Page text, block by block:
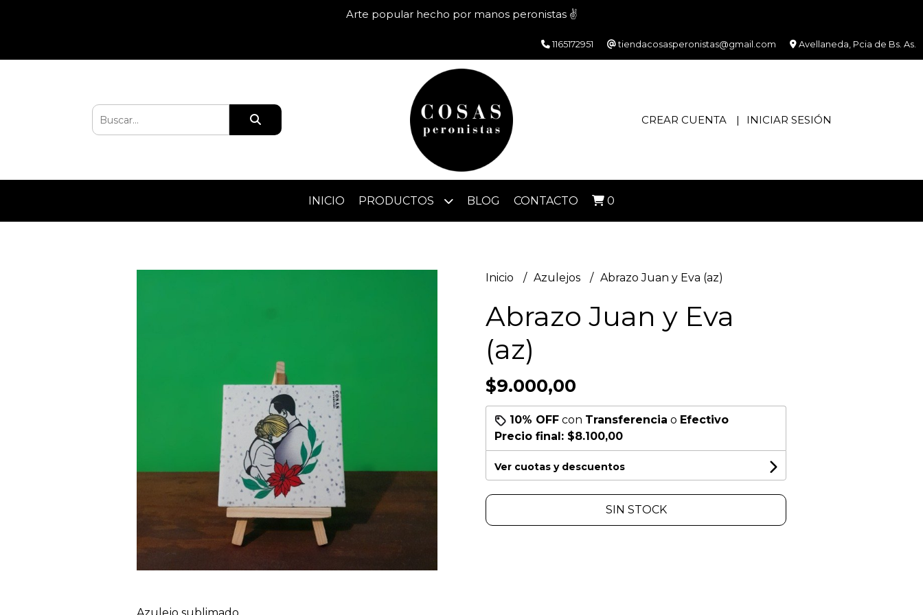
Arte popular hecho por manos peronistas ✌️
1165172951 tiendacosasperonistas@gmail.com Avellaneda, Pcia de Bs. As.
CREAR CUENTA INICIAR SESIÓN
INICIO PRODUCTOS BLOG CONTACTO 0
Inicio Azulejos Abrazo Juan y Eva (az)
Abrazo Juan y Eva
(az)
$9.000,00
10% OFF con Transferencia o Efectivo
Precio final: $8.100,00
Ver cuotas y descuentos
SIN STOCK